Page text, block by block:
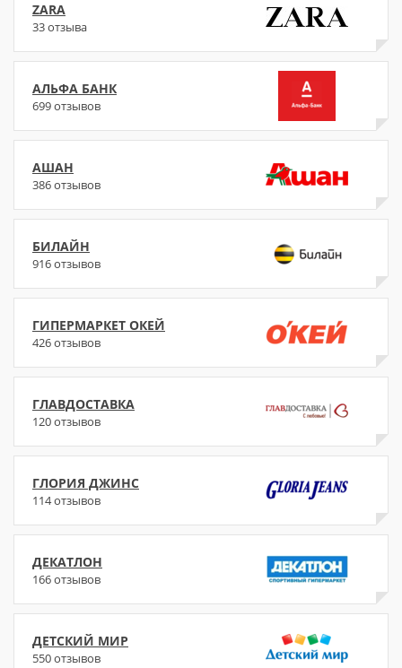
ZARA
33 отзыва
АЛЬФА БАНК
699 отзывов
АШАН
386 отзывов
БИЛАЙН
916 отзывов
ГИПЕРМАРКЕТ ОКЕЙ
426 отзывов
ГЛАВДОСТАВКА
120 отзывов
ГЛОРИЯ ДЖИНС
114 отзывов
ДЕКАТЛОН
166 отзывов
ДЕТСКИЙ МИР
550 отзывов